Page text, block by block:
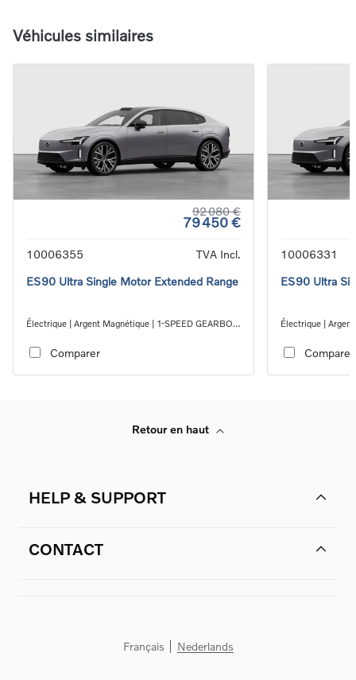
Véhicules similaires
92 080 €
79 450 €
10006355
TVA Incl.
ES90 Ultra Single Motor Extended Range
Électrique | Argent Magnétique | 1-SPEED GEARBOX
Comparer
10006331
ES90 Ultra
Électrique |
Comparer
Retour en haut
HELP & SUPPORT
CONTACT
Français Nederlands